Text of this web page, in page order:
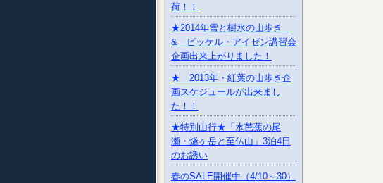
荷！！
★2014年雪と樹氷の山歩き
& ピッケル・アイゼン講習会
企画出来上がりました！
★ 2013年・紅葉の山歩き企
画スケジュールが出来まし
た！！
★特別山行★「水芭蕉の尾
瀬・燧ヶ岳と至仏山」3泊4日
のお誘い
春のSALE開催中（4/10～30）